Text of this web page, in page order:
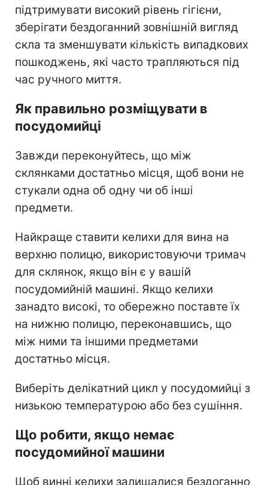
підтримувати високий рівень гігієни,
зберігати бездоганний зовнішній вигляд
скла та зменшувати кількість випадкових
пошкоджень, які часто трапляються під
час ручного миття.
Як правильно розміщувати в
посудомийці
Завжди переконуйтесь, що між
склянками достатньо місця, щоб вони не
стукали одна об одну чи об інші
предмети.
Найкраще ставити келихи для вина на
верхню полицю, використовуючи тримач
для склянок, якщо він є у вашій
посудомийній машині. Якщо келихи
занадто високі, то обережно поставте їх
на нижню полицю, переконавшись, що
між ними та іншими предметами
достатньо місця.
Виберіть делікатний цикл у посудомийці з
низькою температурою або без сушіння.
Що робити, якщо немає
посудомийної машини
Щоб винні келихи залишалися бездоганно